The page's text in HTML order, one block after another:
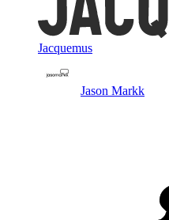
Jacquemus
Jason Markk